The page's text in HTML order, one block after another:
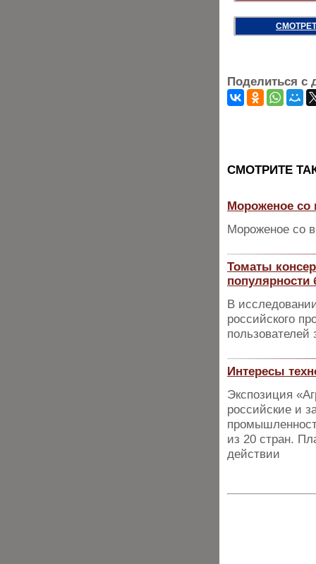
Поделиться с
CМОТРИТЕ
Мороженое со
Мороженое со
Томаты
популярности
В
российского
Интересы
Экспозиция
российские и
из 20 стран.
действии